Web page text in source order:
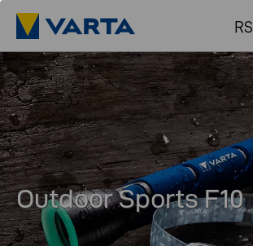
RS
Outdoor Sports F10